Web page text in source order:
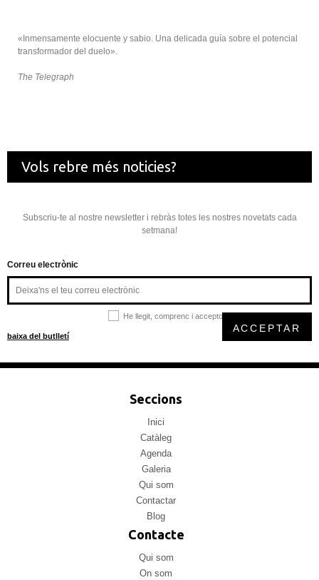
«Inmensamente elocuente y sabio. Una delicada guía sobre el potencial
transformador del duelo».
The Telegraph
Vols rebre més noticies?
Subscriu-te al nostre newsletter i rebràs totes les nostres novetats cada
setmana!
Correu electrònic
He llegit, comprenc i accepto la
baixa del butlletí
ACCEPTAR
Seccions
Inici
Catàleg
Agenda
Galeria
Qui som
Contactar
Blog
Contacte
Qui som
On som